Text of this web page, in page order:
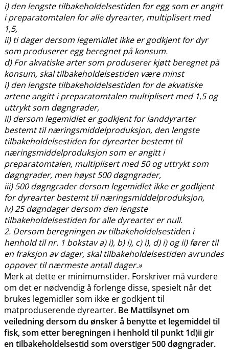
i) den lengste tilbakeholdelsestiden for egg som er angitt
i preparatomtalen for alle dyrearter, multiplisert med
1,5,
ii) ti dager dersom legemidlet ikke er godkjent for dyr
som produserer egg beregnet på konsum.
d) For akvatiske arter som produserer kjøtt beregnet på
konsum, skal tilbakeholdelsestiden være minst
i) den lengste tilbakeholdelsestiden for de akvatiske
artene angitt i preparatomtalen multiplisert med 1,5 og
uttrykt som døgngrader,
ii) dersom legemidlet er godkjent for landdyrarter
bestemt til næringsmiddelproduksjon, den lengste
tilbakeholdelsestiden for dyrearter bestemt til
næringsmiddelproduksjon som er angitt i
preparatomtalen, multiplisert med 50 og uttrykt som
døgngrader, men høyst 500 døgngrader,
iii) 500 døgngrader dersom legemidlet ikke er godkjent
for dyrearter bestemt til næringsmiddelproduksjon,
iv) 25 døgndager dersom den lengste
tilbakeholdelsestiden for alle dyrearter er null.
2. Dersom beregningen av tilbakeholdelsestiden i
henhold til nr. 1 bokstav a) i), b) i), c) i), d) i) og ii) fører til
en fraksjon av dager, skal tilbakeholdelsestiden avrundes
oppover til nærmeste antall dager.»
Merk at dette er minimumstider. Forskriver må vurdere
om det er nødvendig å forlenge disse, spesielt når det
brukes legemidler som ikke er godkjent til
matproduserende dyrearter. Be Mattilsynet om
veiledning dersom du ønsker å benytte et legemiddel til
fisk, som etter beregningen i henhold til punkt 1d)ii gir
en tilbakeholdelsestid som overstiger 500 døgngrader.